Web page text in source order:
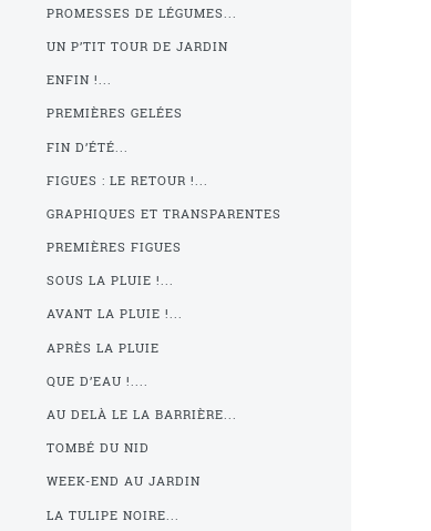
PROMESSES DE LÉGUMES...
UN P’TIT TOUR DE JARDIN
ENFIN !...
PREMIÈRES GELÉES
FIN D’ÉTÉ...
FIGUES : LE RETOUR !...
GRAPHIQUES ET TRANSPARENTES
PREMIÈRES FIGUES
SOUS LA PLUIE !...
AVANT LA PLUIE !...
APRÈS LA PLUIE
QUE D’EAU !....
AU DELÀ LE LA BARRIÈRE...
TOMBÉ DU NID
WEEK-END AU JARDIN
LA TULIPE NOIRE...